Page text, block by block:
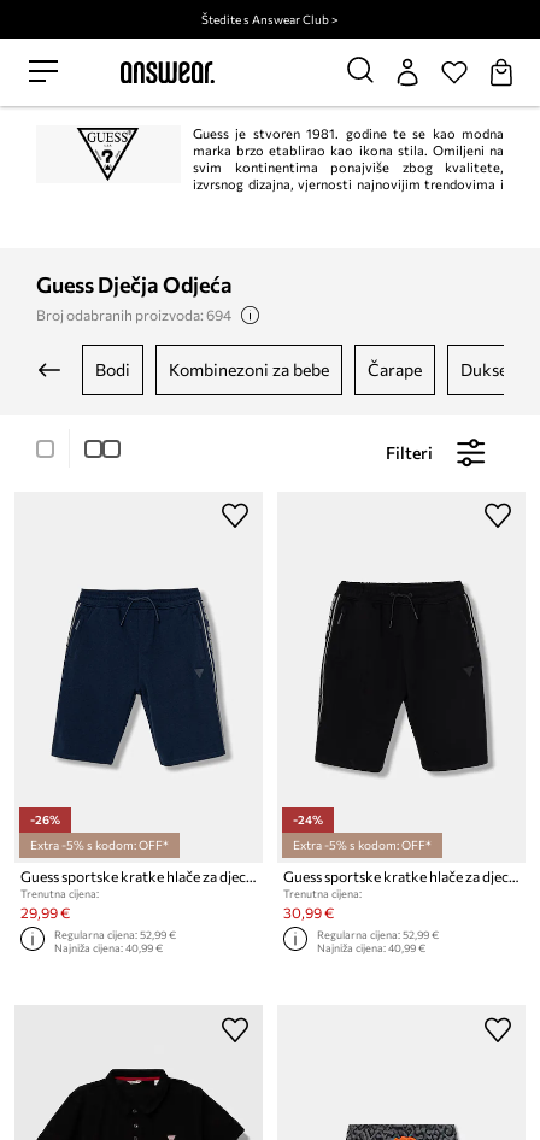
Štedite s Answear Club >
Guess je stvoren 1981. godine te se kao modna
marka brzo etablirao kao ikona stila. Omiljeni na
svim kontinentima ponajviše zbog kvalitete,
izvrsnog dizajna, vjernosti najnovijim trendovima i
Guess Dječja Odjeća
Broj odabranih proizvoda: 694
bodi kombinezoni za bebe čarape dukserice
Filteri
-26%
Extra -5% s kodom: OFF*
Guess sportske kratke hlače za djecu od pamuka s elastanom
Trenutna cijena:
29,99 €
Regularna cijena:52,99 €
Najniža cijena:40,99 €
-24%
Extra -5% s kodom: OFF*
Guess sportske kratke hlače za djecu od pamuka s elastanom
Trenutna cijena:
30,99 €
Regularna cijena:52,99 €
Najniža cijena:40,99 €